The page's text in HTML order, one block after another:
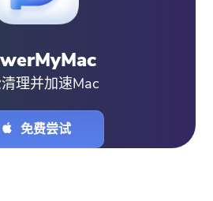
理并加速Mac
免费尝试